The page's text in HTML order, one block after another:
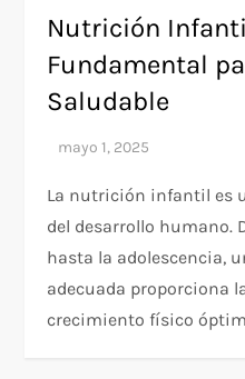
Nutrición
Fundamental
Saludable
La nutrición infantil es
del desarrollo humano.
hasta la adolescencia,
adecuada proporciona
crecimiento físico